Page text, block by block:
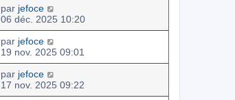
par jefoce
06 déc. 2025 10:20
par jefoce
19 nov. 2025 09:01
par jefoce
17 nov. 2025 09:22